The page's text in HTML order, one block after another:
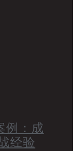
例：成
经验